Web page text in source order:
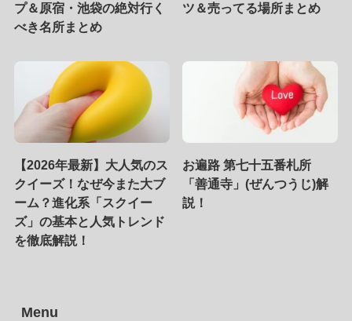
プ＆原宿・池袋の絶対行く
べき名所まとめ
ツ＆売ってる場所まとめ
【2026年最新】大人気のス
クイーズ！なぜ今また大ブ
ーム？進化系「スクイー
ズ」の基本と人気トレンド
を徹底解説！
お遍路 第七十五番札所
「善通寺」(ぜんつうじ)解
説！
Menu